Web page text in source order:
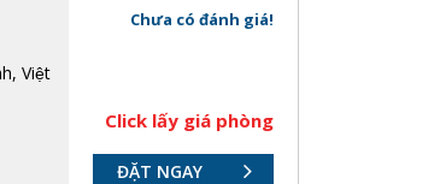
Việt
Chưa có đánh giá!
Click lấy giá phòng
ĐẶT NGAY